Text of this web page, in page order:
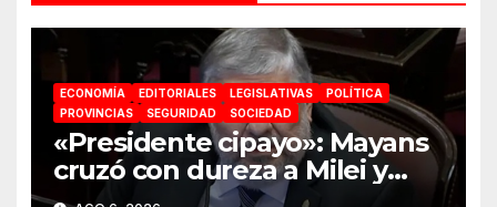
ECONOMÍA EDITORIALES LEGISLATIVAS
POLÍTICA
PROVINCIAS
SEGURIDAD SOCIEDAD
«Presidente cipayo»: Mayans
cruzó con dureza a Milei y
advirtió sobre un juicio